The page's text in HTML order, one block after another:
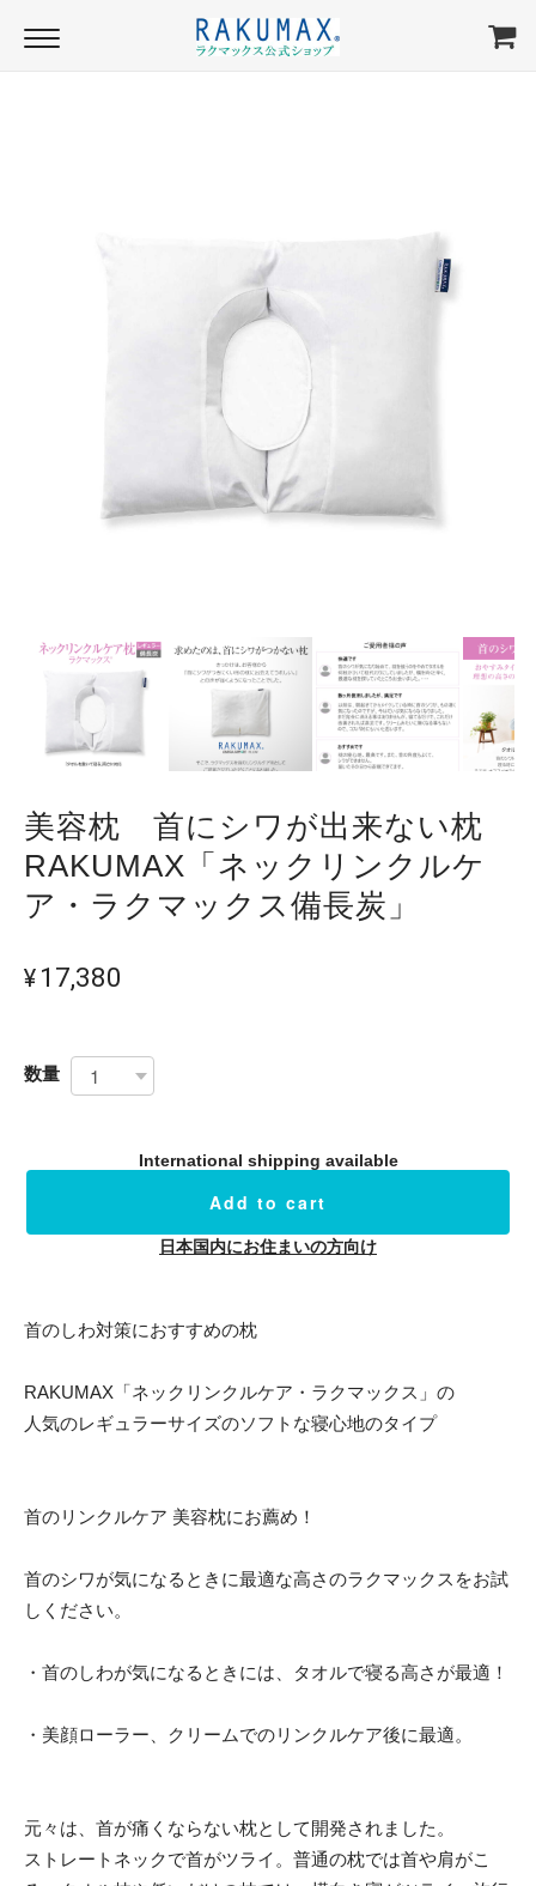
美容枕 首にシワが出来ない枕
RAKUMAX「ネックリンクルケ
ア・ラクマックス備長炭」
¥17,380
数量
International shipping available
Add to cart
日本国内にお住まいの方向け
首のしわ対策におすすめの枕
RAKUMAX「ネックリンクルケア・ラクマックス」の
人気のレギュラーサイズのソフトな寝心地のタイプ
首のリンクルケア 美容枕にお薦め！
首のシワが気になるときに最適な高さのラクマックスをお試
しください。
・首のしわが気になるときには、タオルで寝る高さが最適！
・美顔ローラー、クリームでのリンクルケア後に最適。
元々は、首が痛くならない枕として開発されました。
ストレートネックで首がツライ。普通の枕では首や肩がこ